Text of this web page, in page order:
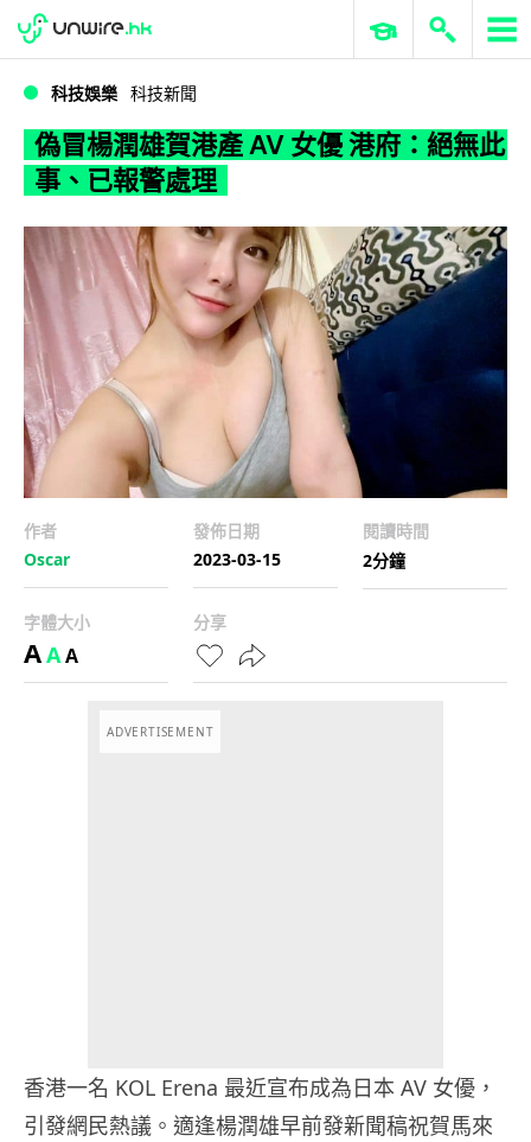
WWDC 2026 ERP 與商業 AI
科技娛樂 科技新聞
偽冒楊潤雄賀港產 AV 女優 港府：絕無此
事、已報警處理
作者
Oscar
發佈日期
2023-03-15
閱讀時間
2分鐘
字體大小
AAA
分享
ADVERTISEMENT
香港一名 KOL Erena 最近宣布成為日本 AV 女優，
引發網民熱議。適逢楊潤雄早前發新聞稿祝賀馬來